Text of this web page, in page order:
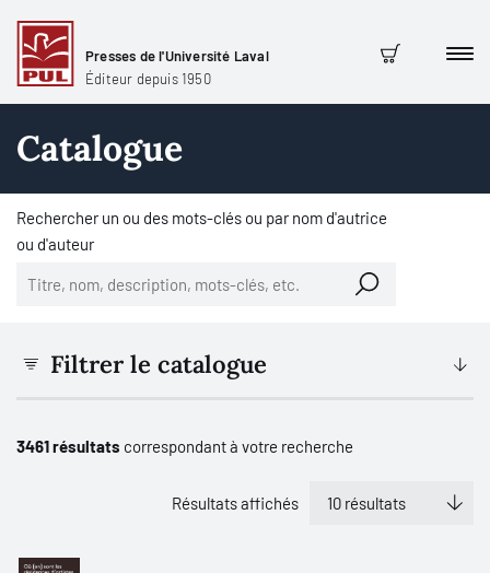
Presses de l'Université Laval
Éditeur depuis 1950
Panier
Catalogue
Rechercher un ou des mots-clés ou par nom d'autrice
ou d'auteur
Filtrer le catalogue
3461 résultats correspondant à votre recherche
Résultats affichés